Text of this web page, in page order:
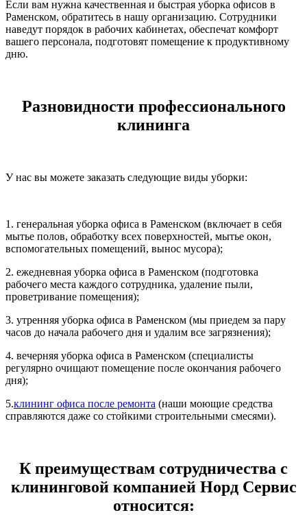
Если вам нужна качественная и быстрая уборка офисов в
Раменском, обратитесь в нашу организацию. Сотрудники
наведут порядок в рабочих кабинетах, обеспечат комфорт
вашего персонала, подготовят помещение к продуктивному
дню.
Разновидности профессионального
клининга
У нас вы можете заказать следующие виды уборки:
1. генеральная уборка офиса в Раменском (включает в себя
мытье полов, обработку всех поверхностей, мытье окон,
вспомогательных помещений, вынос мусора);
2. ежедневная уборка офиса в Раменском (подготовка
рабочего места каждого сотрудника, удаление пыли,
проветривание помещения);
3. утренняя уборка офиса в Раменском (мы приедем за пару
часов до начала рабочего дня и удалим все загрязнения);
4. вечерняя уборка офиса в Раменском (специалисты
регулярно очищают помещение после окончания рабочего
дня);
5.клининг офиса после ремонта (наши моющие средства
справляются даже со стойкими строительными смесями).
К преимуществам сотрудничества с
клининговой компанией Норд Сервис
относится: